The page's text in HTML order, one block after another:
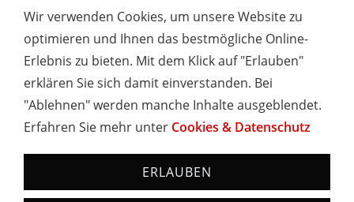
IMPRESSUM COOKIES & DATENSCHUTZ
AGB
TOURISMUSHELD
WISSENSWERT
NEWSLETTER
Hotels und Ferienwohnungen im Schwarzwald - Urlaub in
Wir verwenden Cookies, um unsere Website zu
optimieren und Ihnen das bestmögliche Online-
Erlebnis zu bieten. Mit dem Klick auf "Erlauben"
erklären Sie sich damit einverstanden. Bei
"Ablehnen" werden manche Inhalte ausgeblendet.
Erfahren Sie mehr unter Cookies & Datenschutz
ERLAUBEN